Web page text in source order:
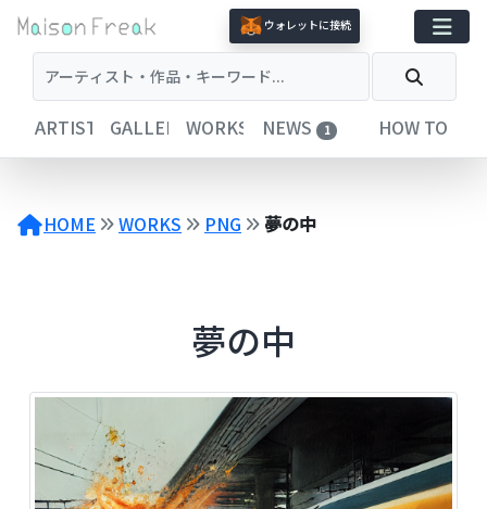
ウォレットに接続
ARTISTS GALLERIESWORKS NEWS 1 HOW TO
HOME WORKS PNG 夢の中
夢の中